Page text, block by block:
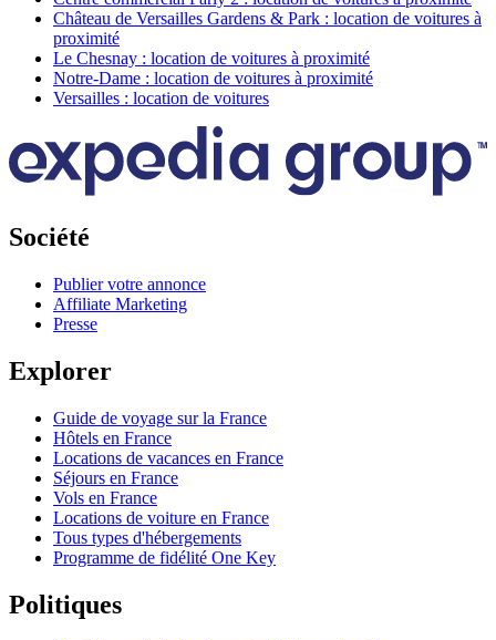
Château de Versailles Gardens & Park : location de voitures à
proximité
Le Chesnay : location de voitures à proximité
Notre-Dame : location de voitures à proximité
Versailles : location de voitures
Société
Publier votre annonce
Affiliate Marketing
Presse
Explorer
Guide de voyage sur la France
Hôtels en France
Locations de vacances en France
Séjours en France
Vols en France
Locations de voiture en France
Tous types d'hébergements
Programme de fidélité One Key
Politiques